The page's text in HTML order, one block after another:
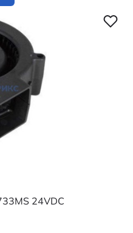
24VDC